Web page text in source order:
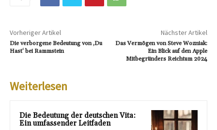
Vorheriger Artikel
Die verborgene Bedeutung von ‚Du
Hast‘ bei Rammstein
Nächster Artikel
Das Vermögen von Steve Wozniak:
Ein Blick auf den Apple
Mitbegründers Reichtum 2024
Weiterlesen
Die Bedeutung der deutschen Vita:
Ein umfassender Leitfaden